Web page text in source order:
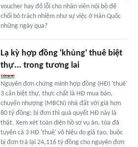
voucher hay đổ lỗi cho nhân viên nội bộ để
chối bỏ trách nhiệm như sự việc ở Hàn Quốc
những ngày qua?
Lạ kỳ hợp đồng 'khủng' thuê biệt
thự... trong tương lai
Nguyên đơn chứng minh hợp đồng (HĐ) 'thuê'
3 căn biệt thự, thực chất là HĐ mua bán,
chuyển nhượng (MBCN) nhà đất với giá hơn
80 tỷ đồng; bị đơn thì quả quyết HĐ này là
thật. Xem xét toàn diện hồ sơ vụ án, tòa đã
tuyên cả 3 HĐ 'thuê' vô hiệu do giả tạo, buộc
bị đơn trả lại 24,116 tỷ đồng cho nguyên đơn